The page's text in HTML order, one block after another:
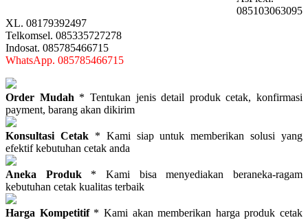
085103063095
XL. 08179392497
Telkomsel. 085335727278
Indosat. 085785466715
WhatsApp. 085785466715
Order Mudah * Tentukan jenis detail produk cetak, konfirmasi
payment, barang akan dikirim
Konsultasi Cetak* Kami siap untuk memberikan solusi yang
efektif kebutuhan cetak anda
Aneka Produk * Kami bisa menyediakan beraneka-ragam
kebutuhan cetak kualitas terbaik
Harga Kompetitif* Kami akan memberikan harga produk cetak